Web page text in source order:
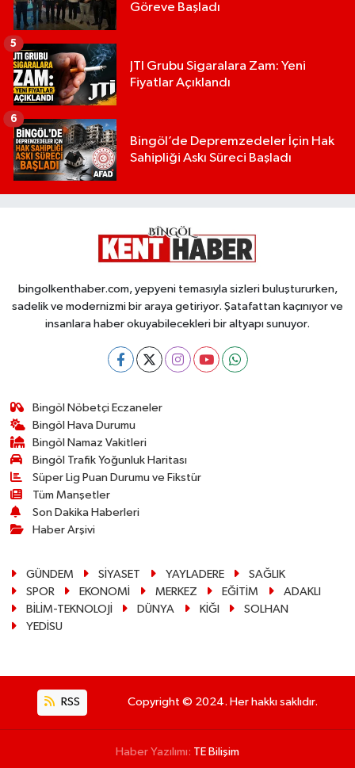
Göreve Başladı
JTI Grubu Sigaralara Zam: Yeni
Fiyatlar Açıklandı
5
Bingöl’de Depremzedeler İçin Hak
Sahipliği Askı Süreci Başladı
6
bingolkenthaber.com, yepyeni temasıyla sizleri buluştururken,
sadelik ve modernizmi bir araya getiriyor. Şatafattan kaçınıyor ve
insanlara haber okuyabilecekleri bir altyapı sunuyor.
Bingöl Nöbetçi Eczaneler
Bingöl Hava Durumu
Bingöl Namaz Vakitleri
Bingöl Trafik Yoğunluk Haritası
Süper Lig Puan Durumu ve Fikstür
Tüm Manşetler
Son Dakika Haberleri
Haber Arşivi
GÜNDEM SİYASET YAYLADERE
SAĞLIK
SPOR
EKONOMİ MERKEZ EĞİTİM
ADAKLI
BİLİM-TEKNOLOJİ
DÜNYA KİĞI
SOLHAN
YEDİSU
RSS Copyright © 2024. Her hakkı saklıdır.
Haber Yazılımı: TE Bilişim